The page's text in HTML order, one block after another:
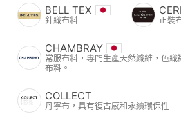
BELL TEX
針織布料 正裝
CHAMBRAY
常服布料，專門生產天然纖維，色織
布料。
COLLECT
丹寧布，具有復古感和永續環保性